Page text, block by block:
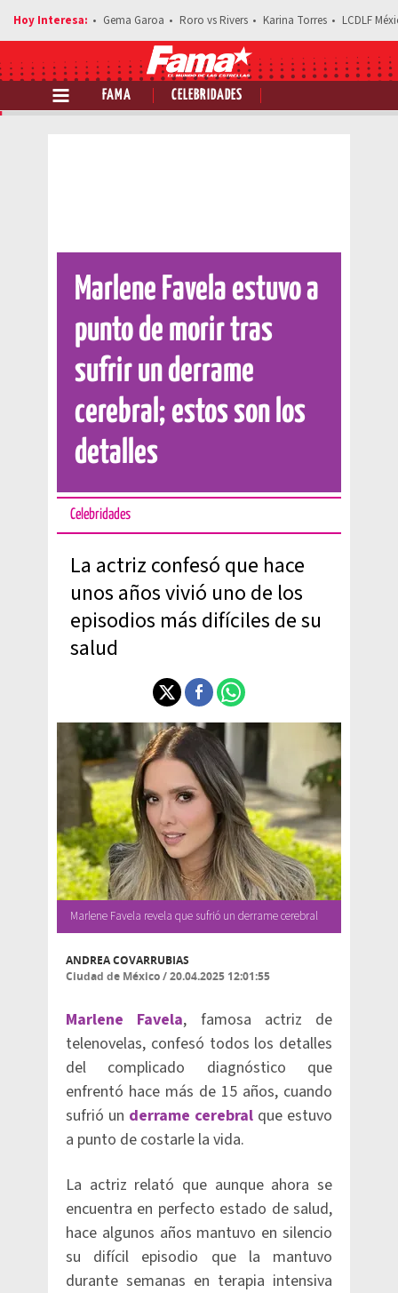
Gema Garoa Roro vs Rivers Karina Torres LCDLF
FAMA CELEBRIDADES
Comparte esta noticia
Marlene Favela estuvo a
punto de morir tras
sufrir un derrame
cerebral; estos son los
detalles
Celebridades
La actriz confesó que hace
unos años vivió uno de los
episodios más difíciles de su
salud
Marlene Favela revela que sufrió un derrame cerebral
ANDREA COVARRUBIAS
Ciudad de México/20.04.2025 12:01:55
Marlene Favela, famosa actriz de
telenovelas, confesó todos los detalles
del complicado diagnóstico que
enfrentó hace más de 15 años, cuando
sufrió un derrame cerebral que estuvo
a punto de costarle la vida.
La actriz relató que aunque ahora se
encuentra en perfecto estado de salud,
hace algunos años mantuvo en silencio
su difícil episodio que la mantuvo
durante semanas en terapia intensiva